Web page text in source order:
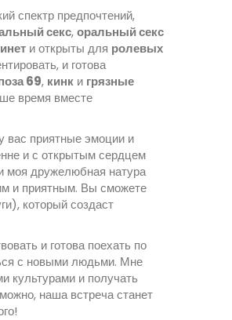
спектр предпочтений,
секс,оральный секс
и открыты для ролевых
и готова
69, кинк и грязные
время вместе
вас приятные эмоции и
и с открытым сердцем
моя дружелюбная натура
и приятным. Вы сможете
который создаст
и готова поехать по
с новыми людьми. Мне
культурами и получать
наша встреча станет